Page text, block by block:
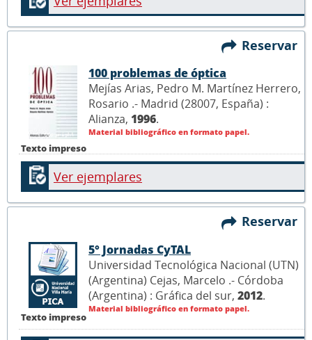
Reservar
Texto impreso
100 problemas de óptica
Mejías Arias, Pedro M. Martínez Herrero,
Rosario .- Madrid (28007, España) :
Alianza, 1996.
Material bibliográfico en formato papel.
Ver ejemplares
Reservar
Texto impreso
5° Jornadas CyTAL
Universidad Tecnológica Nacional (UTN)
(Argentina) Cejas, Marcelo .- Córdoba
(Argentina) : Gráfica del sur, 2012.
Material bibliográfico en formato papel.